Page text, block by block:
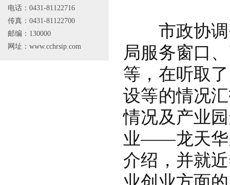
电话：0431-81122716
传真：0431-81122700
邮编：130000
网址：www.cchrsip.com
市政协调
局服务窗口
等，在听取
设等的情况
情况及产业
业——龙天华
介绍，并就